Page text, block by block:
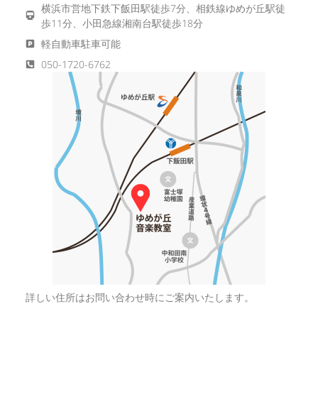
横浜市営地下鉄下飯田駅徒歩7分、相鉄線ゆめが丘駅徒
歩11分、小田急線湘南台駅徒歩18分
軽自動車駐車可能
050-1720-6762
詳しい住所はお問い合わせ時にご案内いたします。